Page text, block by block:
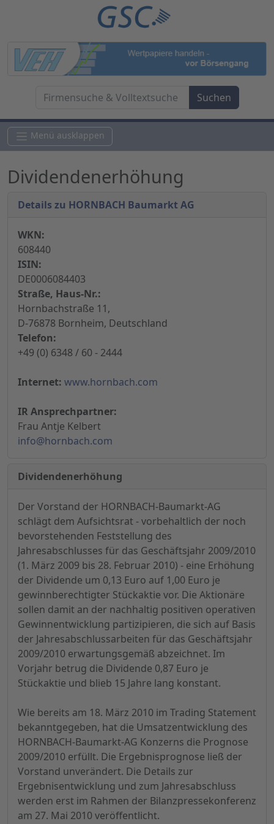
Menü ausklappen
Dividendenerhöhung
Details zu HORNBACH Baumarkt AG
WKN:
608440
ISIN:
DE0006084403
Straße, Haus-Nr.:
Hornbachstraße 11,
D-76878 Bornheim, Deutschland
Telefon:
+49 (0) 6348 / 60 - 2444
Internet: www.hornbach.com
IR Ansprechpartner:
Frau Antje Kelbert
info@hornbach.com
Dividendenerhöhung
Der Vorstand der HORNBACH-Baumarkt-AG
schlägt dem Aufsichtsrat - vorbehaltlich der noch
bevorstehenden Feststellung des
Jahresabschlusses für das Geschäftsjahr 2009/2010
(1. März 2009 bis 28. Februar 2010) - eine Erhöhung
der Dividende um 0,13 Euro auf 1,00 Euro je
gewinnberechtigter Stückaktie vor. Die Aktionäre
sollen damit an der nachhaltig positiven operativen
Gewinnentwicklung partizipieren, die sich auf Basis
der Jahresabschlussarbeiten für das Geschäftsjahr
2009/2010 erwartungsgemäß abzeichnet. Im
Vorjahr betrug die Dividende 0,87 Euro je
Stückaktie und blieb 15 Jahre lang konstant.
Wie bereits am 18. März 2010 im Trading Statement
bekanntgegeben, hat die Umsatzentwicklung des
HORNBACH-Baumarkt-AG Konzerns die Prognose
2009/2010 erfüllt. Die Ergebnisprognose ließ der
Vorstand unverändert. Die Details zur
Ergebnisentwicklung und zum Jahresabschluss
werden erst im Rahmen der Bilanzpressekonferenz
am 27. Mai 2010 veröffentlicht.